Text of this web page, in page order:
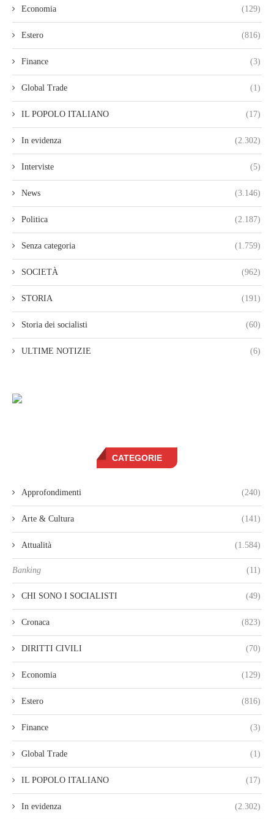
Economia (129)
Estero (816)
Finance (3)
Global Trade (1)
IL POPOLO ITALIANO (17)
In evidenza (2.302)
Interviste (5)
News (3.146)
Politica (2.187)
Senza categoria (1.759)
SOCIETÀ (962)
STORIA (191)
Storia dei socialisti (60)
ULTIME NOTIZIE (6)
CATEGORIE
Approfondimenti (240)
Arte & Cultura (141)
Attualità (1.584)
Banking (11)
CHI SONO I SOCIALISTI (49)
Cronaca (823)
DIRITTI CIVILI (70)
Economia (129)
Estero (816)
Finance (3)
Global Trade (1)
IL POPOLO ITALIANO (17)
In evidenza (2.302)